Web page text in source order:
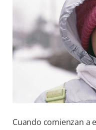
Cuando comienzan a